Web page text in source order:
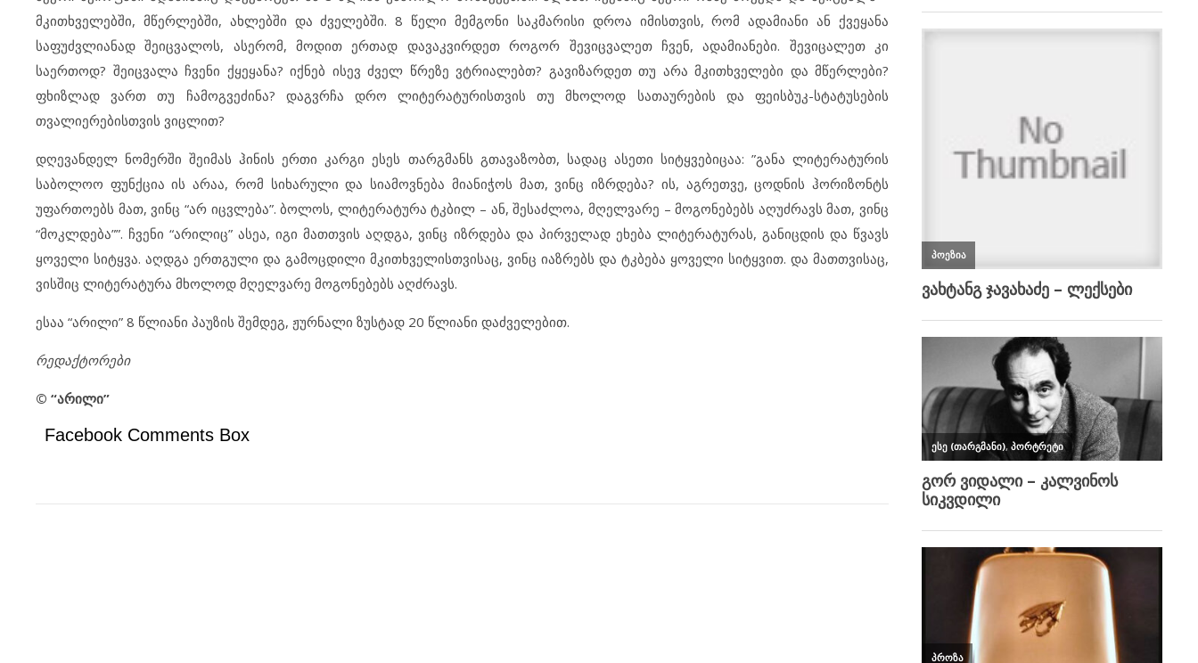
მკითხველებში, მწერლებში, ახლებში და ძველებში. 8 წელი მემგონი საკმარისი დროა იმისთვის, რომ ადამიანი ან ქვეყანა
საფუძვლიანად შეიცვალოს, ასერომ, მოდით ერთად დავაკვირდეთ როგორ შევიცვალეთ ჩვენ, ადამიანები. შევიცალეთ კი
საერთოდ? შეიცვალა ჩვენი ქყეყანა? იქნებ ისევ ძველ წრეზე ვტრიალებთ? გავიზარდეთ თუ არა მკითხველები და მწერლები?
ფხიზლად ვართ თუ ჩამოგვეძინა? დაგვრჩა დრო ლიტერატურისთვის თუ მხოლოდ სათაურების და ფეისბუკ-სტატუსების
თვალიერებისთვის ვიცლით?
დღევანდელ ნომერში შეიმას ჰინის ერთი კარგი ესეს თარგმანს გთავაზობთ, სადაც ასეთი სიტყვებიცაა: ”განა ლიტერატურის
საბოლოო ფუნქცია ის არაა, რომ სიხარული და სიამოვნება მიანიჭოს მათ, ვინც იზრდება? ის, აგრეთვე, ცოდნის ჰორიზონტს
უფართოებს მათ, ვინც “არ იცვლება”. ბოლოს, ლიტერატურა ტკბილ – ან, შესაძლოა, მღელვარე – მოგონებებს აღუძრავს მათ, ვინც
“მოკლდება””. ჩვენი “არილიც” ასეა, იგი მათთვის აღდგა, ვინც იზრდება და პირველად ეხება ლიტერატურას, განიცდის და წვავს
ყოველი სიტყვა. აღდგა ერთგული და გამოცდილი მკითხველისთვისაც, ვინც იაზრებს და ტკბება ყოველი სიტყვით. და მათთვისაც,
ვისშიც ლიტერატურა მხოლოდ მღელვარე მოგონებებს აღძრავს.
ესაა “არილი” 8 წლიანი პაუზის შემდეგ, ჟურნალი ზუსტად 20 წლიანი დაძველებით.
რედაქტორები
© “არილი”
Facebook Comments Box